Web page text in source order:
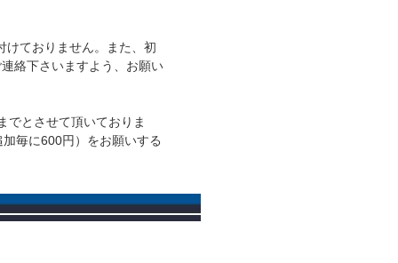
けておりません。また、初
絡下さいますよう、お願い
でとさせて頂いておりま
毎に600円）をお願いする